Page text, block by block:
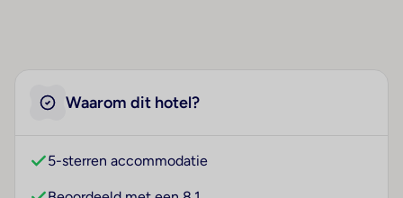
Waarom dit hotel?
5-sterren accommodatie